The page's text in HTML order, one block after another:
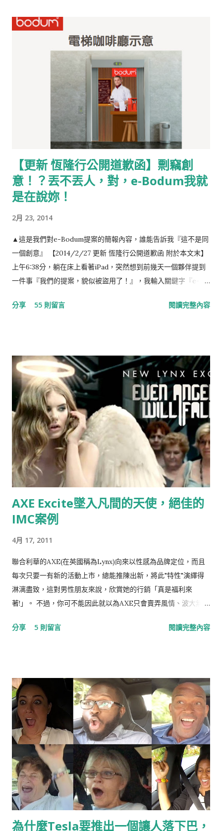
【更新 恆隆行公開道歉函】剽竊創
意！？丟不丟人，對，e-Bodum我就
是在說妳！
2月 23, 2014
▲這是我們對e-Bodum提案的簡報內容，誰能告訴我『這不是同
一個創意』 【2014/2/27 更新 恆隆行公開道歉函 附於本文末】
上午6:38分，躺在床上看著iPad，突然想到前幾天一個夥伴提到
一件事『我們的提案，貌似被盜用了！』，我輸入關鍵字『e-
出，這就是我們對e-Bodum提案的內容。提案，我們沒有收到任
子時有所聞，但想不到走到21世紀的今天，台灣還存有如此明目
張膽，不尊重創意，毫不掩飾的整碗捧去的公司，這已經不是
“偷”，而是“搶劫”！ ▲ 資料來源：Now News 記者：彭夢竺 。
標題：世界最小咖啡館在電梯裡
分享 55 則留言 閱讀完整內容
AXE Excite墜入凡間的天使，絕佳的
IMC案例
4月 17, 2011
聯合利華的AXE(在英國稱為Lynx)向來以性感為品牌定位，而且
每次只要一有新的活動上市，總能推陳出新，將此"特性"演繹得
淋漓盡致，這對男性朋友來說，欣賞她的行銷「真是福利來
著!」。 不過，你可不能因此就以為AXE只會賣弄風情、波大無
力一流，更可堪稱業界翹楚，就讓我們一起看下去。
分享 5 則留言 閱讀完整內容
為什麼Tesla要推出一個讓人落下巴，